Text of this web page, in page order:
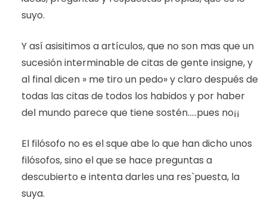
suyo.
Y así asisitimos a artículos, que no son mas que un
sucesión interminable de citas de gente insigne, y
al final dicen » me tiro un pedo» y claro después de
todas las citas de todos los habidos y por haber
del mundo parece que tiene sostén…..pues no¡¡
El filósofo no es el sque abe lo que han dicho unos
filósofos, sino el que se hace preguntas a
descubierto e intenta darles una res`puesta, la
suya.